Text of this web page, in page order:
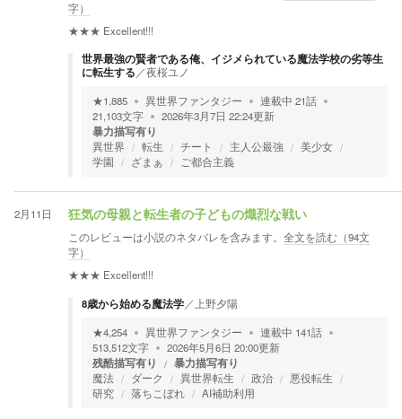
字）
★★★ Excellent!!!
世界最強の賢者である俺、イジメられている魔法学校の劣等生
に転生する ／夜桜ユノ
★1,885 異世界ファンタジー 連載中 21話
21,103文字 2026年3月7日 22:24更新
暴力描写有り
異世界 転生 チート 主人公最強
美少女
学園
ざまぁ ご都合主義
2月11日 狂気の母親と転生者の子どもの熾烈な戦い
このレビューは小説のネタバレを含みます。 全文を読む（94文
字）
★★★ Excellent!!!
8歳から始める魔法学／ 上野夕陽
★4,254 異世界ファンタジー 連載中 141話
513,512文字 2026年5月6日 20:00更新
残酷描写有り 暴力描写有り
魔法 ダーク 異世界転生 政治
悪役転生
研究
落ちこぼれ AI補助利用